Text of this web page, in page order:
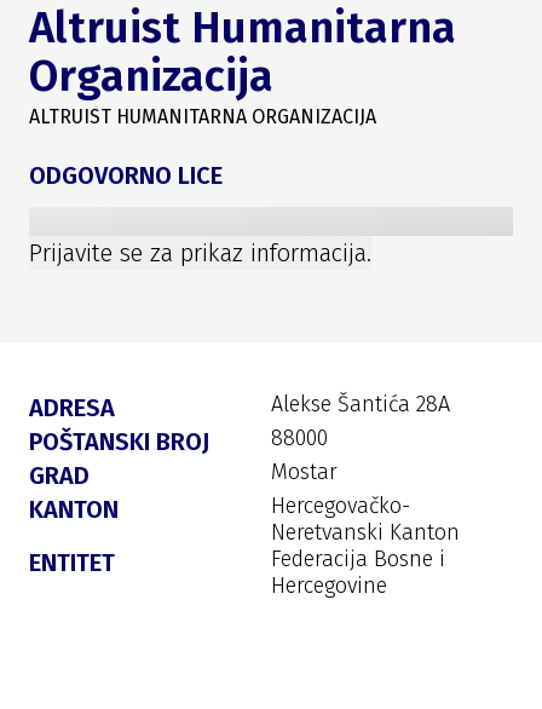
Altruist Humanitarna
Organizacija
ALTRUIST HUMANITARNA ORGANIZACIJA
ODGOVORNO LICE
Prijavite se za prikaz informacija.
ADRESA Alekse Šantića 28A
POŠTANSKI BROJ 88000
GRAD Mostar
KANTON
Hercegovačko-
Neretvanski Kanton
ENTITET
Federacija Bosne i
Hercegovine